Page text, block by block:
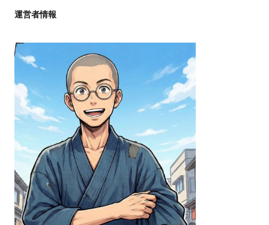
運営者情報